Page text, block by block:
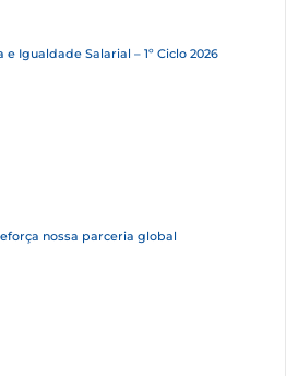
Igualdade Salarial – 1º Ciclo 2026
nossa parceria global